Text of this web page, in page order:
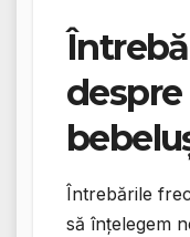
Întrebările
să înțelegem